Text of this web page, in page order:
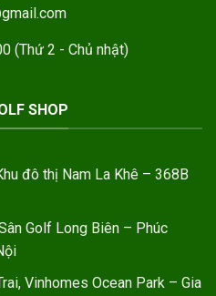
(Thứ 2 - Chủ nhật)
SHOP
đô thị Nam La Khê – 368B
Golf Long Biên – Phúc
Vinhomes Ocean Park – Gia